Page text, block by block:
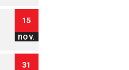
15
nov.
31